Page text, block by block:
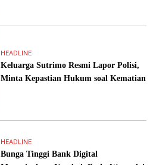
HEADLINE
Keluarga Sutrimo Resmi Lapor Polisi,
Minta Kepastian Hukum soal Kematian
HEADLINE
Bunga Tinggi Bank Digital